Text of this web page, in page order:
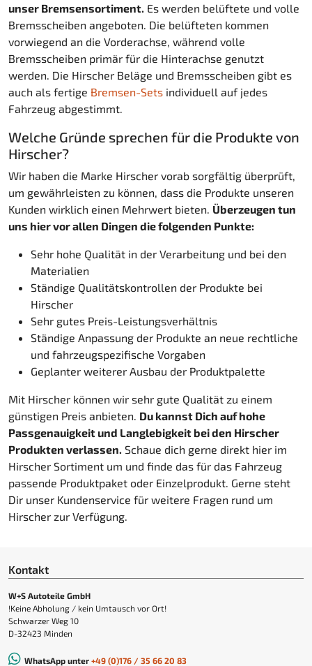
unser Bremsensortiment. Es werden belüftete und volle
Bremsscheiben angeboten. Die belüfteten kommen
vorwiegend an die Vorderachse, während volle
Bremsscheiben primär für die Hinterachse genutzt
werden. Die Hirscher Beläge und Bremsscheiben gibt es
auch als fertige Bremsen-Sets individuell auf jedes
Fahrzeug abgestimmt.
Welche Gründe sprechen für die Produkte von
Hirscher?
Wir haben die Marke Hirscher vorab sorgfältig überprüft,
um gewährleisten zu können, dass die Produkte unseren
Kunden wirklich einen Mehrwert bieten. Überzeugen tun
uns hier vor allen Dingen die folgenden Punkte:
Sehr hohe Qualität in der Verarbeitung und bei den
Materialien
Ständige Qualitätskontrollen der Produkte bei
Hirscher
Sehr gutes Preis-Leistungsverhältnis
Ständige Anpassung der Produkte an neue rechtliche
und fahrzeugspezifische Vorgaben
Geplanter weiterer Ausbau der Produktpalette
Mit Hirscher können wir sehr gute Qualität zu einem
günstigen Preis anbieten. Du kannst Dich auf hohe
Passgenauigkeit und Langlebigkeit bei den Hirscher
Produkten verlassen. Schaue dich gerne direkt hier im
Hirscher Sortiment um und finde das für das Fahrzeug
passende Produktpaket oder Einzelprodukt. Gerne steht
Dir unser Kundenservice für weitere Fragen rund um
Hirscher zur Verfügung.
Kontakt
W+S Autoteile GmbH
!Keine Abholung / kein Umtausch vor Ort!
Schwarzer Weg 10
D-32423 Minden
WhatsApp unter +49 (0)176 / 35 66 20 83